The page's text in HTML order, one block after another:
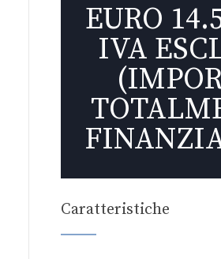
EURO
IVA
Caratteristiche